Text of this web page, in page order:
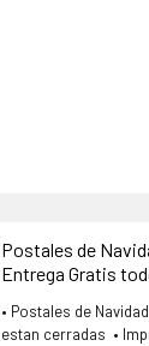
Postales de
Entrega Gratis
• Postales de
estan cerradas •